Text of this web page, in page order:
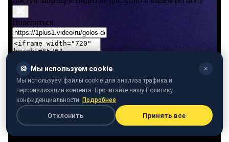
🍪 Мы используем cookie ✕
Мы используем файлы cookie для анализа трафика и
персонализации контента. Прочитайте нашу Политику
конфиденциальности. Подробнее
Отклонить Принять все